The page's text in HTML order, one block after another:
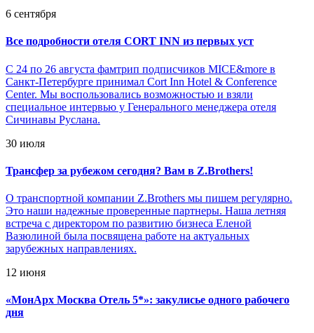
6 сентября
Все подробности отеля CORT INN из первых уст
С 24 по 26 августа фамтрип подписчиков MICE&more в
Санкт-Петербурге принимал Cort Inn Hotel & Conference
Center. Мы воспользовались возможностью и взяли
специальное интервью у Генерального менеджера отеля
Сичинавы Руслана.
30 июля
Трансфер за рубежом сегодня? Вам в Z.Brothers!
О транспортной компании Z.Brothers мы пишем регулярно.
Это наши надежные проверенные партнеры. Наша летняя
встреча с директором по развитию бизнеса Еленой
Вазюлиной была посвящена работе на актуальных
зарубежных направлениях.
12 июня
«МонАрх Москва Отель 5*»: закулисье одного рабочего
дня